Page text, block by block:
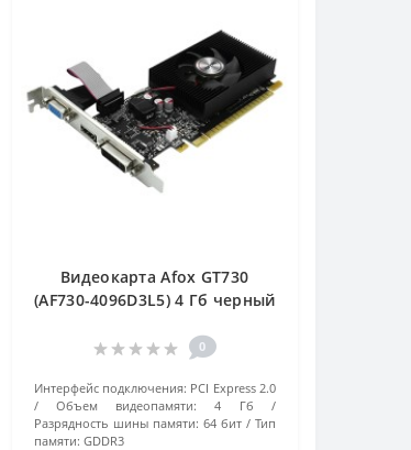
Видеокарта Afox GT730
(AF730-4096D3L5) 4 Гб черный
0
Интерфейс подключения: PCI Express 2.0
Объем видеопамяти:
4 Гб
Разрядность шины памяти: 64 бит
Тип
памяти: GDDR3